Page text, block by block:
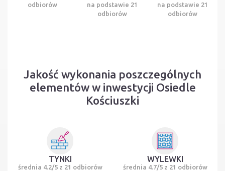
odbiorów
na podstawie 21
odbiorów
na podstawie 21
odbiorów
Jakość wykonania poszczególnych
elementów w inwestycji Osiedle
Kościuszki
TYNKI
średnia 4.2/5 z 21 odbiorów
WYLEWKI
średnia 4.7/5 z 21 odbiorów